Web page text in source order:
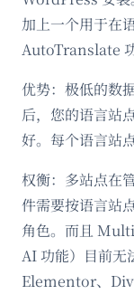
加上一个用于在
AutoTranslate 功
优势：极低的
后，您的语言站
好。每个语言站
权衡：多站点在
件需要按语言站
角色。而且
AI 功能）目前
Elementor、